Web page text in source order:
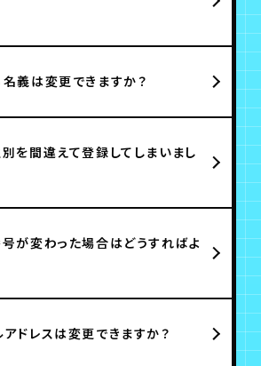
義は変更できますか？
を間違えて登録してしまいまし
が変わった場合はどうすればよ
ドレスは変更できますか？